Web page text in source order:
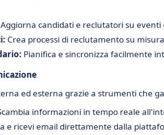
Aggiorna candidati e reclutatori su
Crea processi di reclutamento su
Pianifica e sincronizza facilmente
ed esterna grazie a strumenti che
informazioni in tempo reale
e ricevi email direttamente dalla